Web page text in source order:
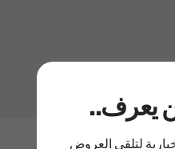
يعرف
لتلقي العروض